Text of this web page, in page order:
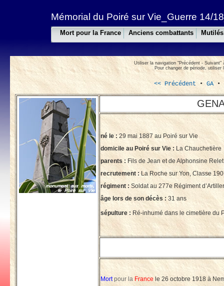
Mémorial du Poiré sur Vie_Guerre 14/
Mort pour la France Anciens combattants
Utiliser la navigation "Précédent -
Pour changer de période,
<< Précédent •GA•
né le :29 mai 1887 au Poiré sur Vie
domicile au Poiré sur Vie : La Chauchetière
parents : Fils de Jean et de Alphonsine Relet
recrutement :La Roche sur Yon, Classe
régiment :Soldat au 277e Régiment
âge lors de son décès : 31 ans
sépulture : Ré-inhumé dans le cimetière du
Mort pour la France le 26 octobre 1918 à